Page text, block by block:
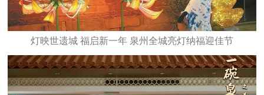
灯映世遗城 福启新一年 泉州全城亮灯纳福迎佳节